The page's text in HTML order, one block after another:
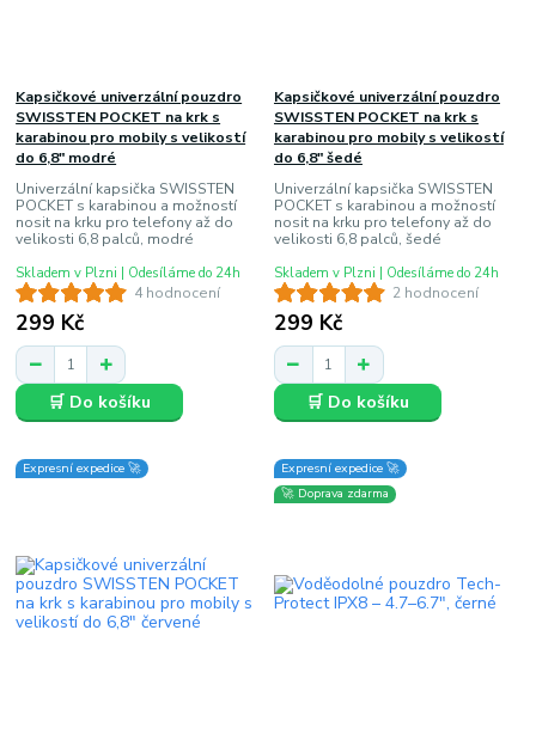
4 hodnocení
Kapsičkové univerzální pouzdro
SWISSTEN POCKET na krk s
karabinou pro mobily s velikostí
do 6,8" modré
Univerzální kapsička SWISSTEN
POCKET s karabinou a možností
nosit na krku pro telefony až do
velikosti 6,8 palců, modré
299 Kč
Skladem v Plzni | Odesíláme do 24h
🛒 Do košíku
2 hodnocení
Kapsičkové univerzální pouzdro
SWISSTEN POCKET na krk s
karabinou pro mobily s velikostí
do 6,8" šedé
Univerzální kapsička SWISSTEN
POCKET s karabinou a možností
nosit na krku pro telefony až do
velikosti 6,8 palců, šedé
299 Kč
Skladem v Plzni | Odesíláme do 24h
🛒 Do košíku
Expresní expedice 🚀
Expresní expedice 🚀
🚀 Doprava zdarma